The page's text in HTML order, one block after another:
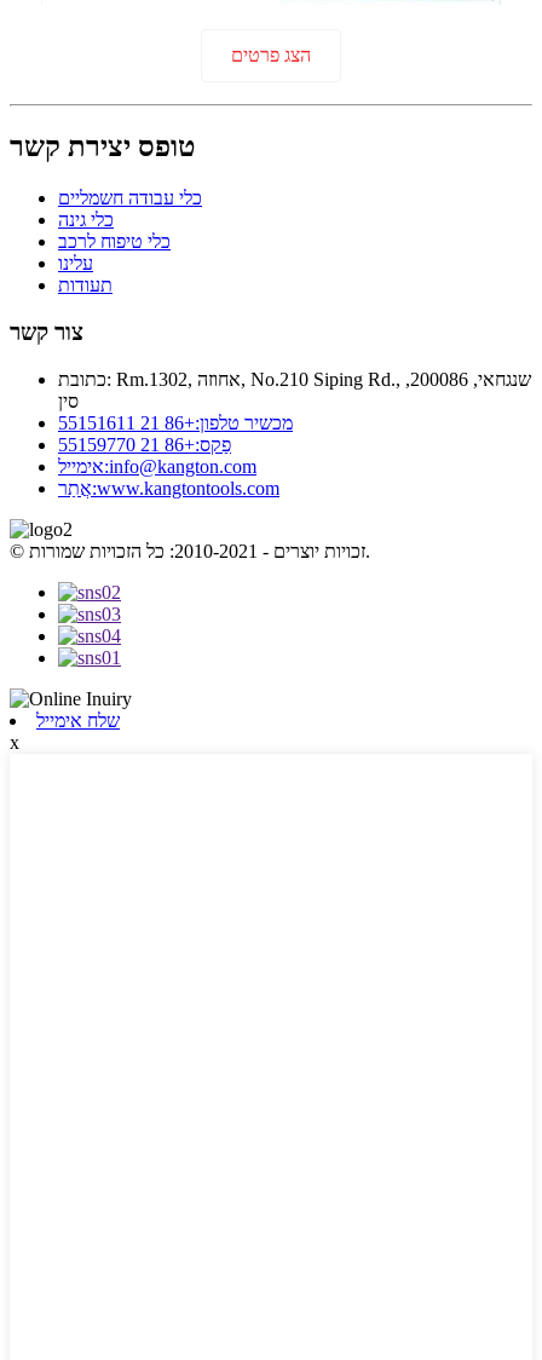
הצג פרטים
טופס יצירת קשר
כלי עבודה חשמליים
כלי גינה
כלי טיפוח לרכב
עלינו
תעודות
צור קשר
כתובת: Rm.1302, אחוזה, No.210 Siping Rd., שנגחאי, 200086,
סין
מכשיר טלפון:+86 21 55151611
פַקס:+86 21 55159770
אימייל:info@kangton.com
אֲתַר:www.kangtontools.com
© זכויות יוצרים - 2010-2021: כל הזכויות שמורות.
שלח אימייל
x